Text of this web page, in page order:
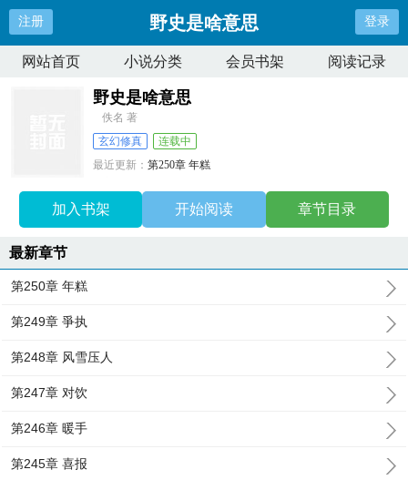
注册 野史是啥意思 登录
网站首页 小说分类 会员书架 阅读记录
野史是啥意思
佚名 著
玄幻修真
连载中
最近更新：第250章 年糕
加入书架 开始阅读 章节目录
最新章节
第250章 年糕
第249章 爭执
第248章 风雪压人
第247章 对饮
第246章 暖手
第245章 喜报